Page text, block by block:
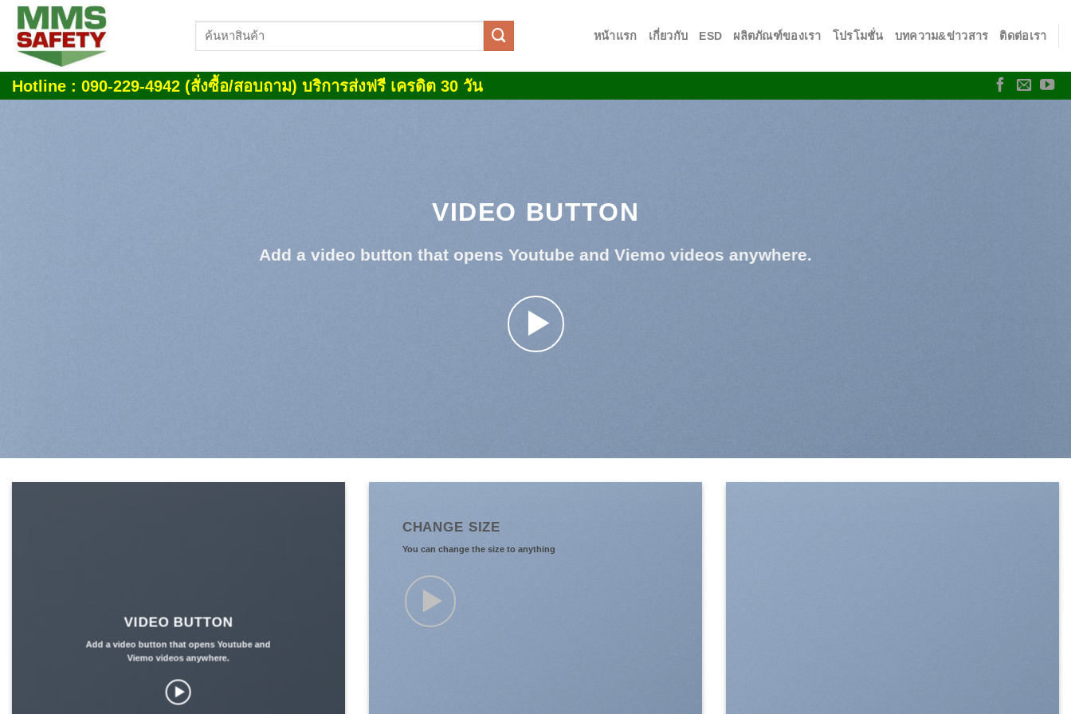
Skip
content
ค้นหา:
หน้าแรก เกี่ยวกับ ESD ผลิตภัณฑ์ของเรา โปรโมชั่น บทความ&ข่าวสาร ติดต่อเรา
Hotline : 090-229-4942 (สั่งซื้อ/สอบถาม) บริการส่งฟรี เครดิต 30 วัน
VIDEO BUTTON
Add a video button that opens Youtube and Viemo videos anywhere.
VIDEO BUTTON
Add a video button that opens Youtube and
Viemo videos anywhere.
CHANGE SIZE
You can change the size to anything